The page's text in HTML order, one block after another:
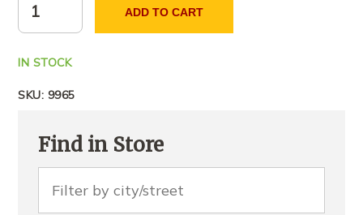
ADD TO CART
IN STOCK
SKU: 9965
Find in Store